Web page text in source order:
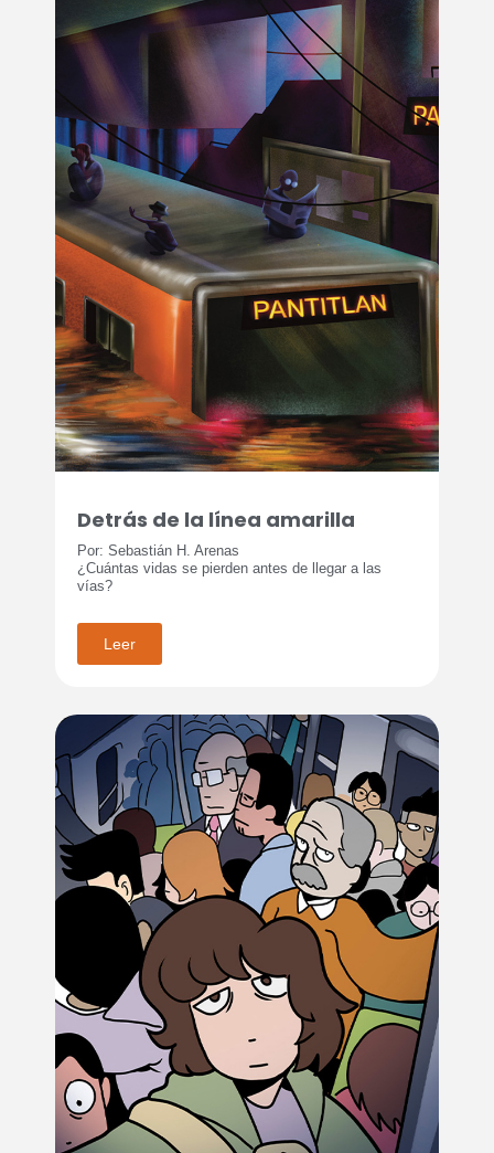
Detrás de la línea amarilla
Por: Sebastián H. Arenas
¿Cuántas vidas se pierden antes de llegar a las
vías?
Leer